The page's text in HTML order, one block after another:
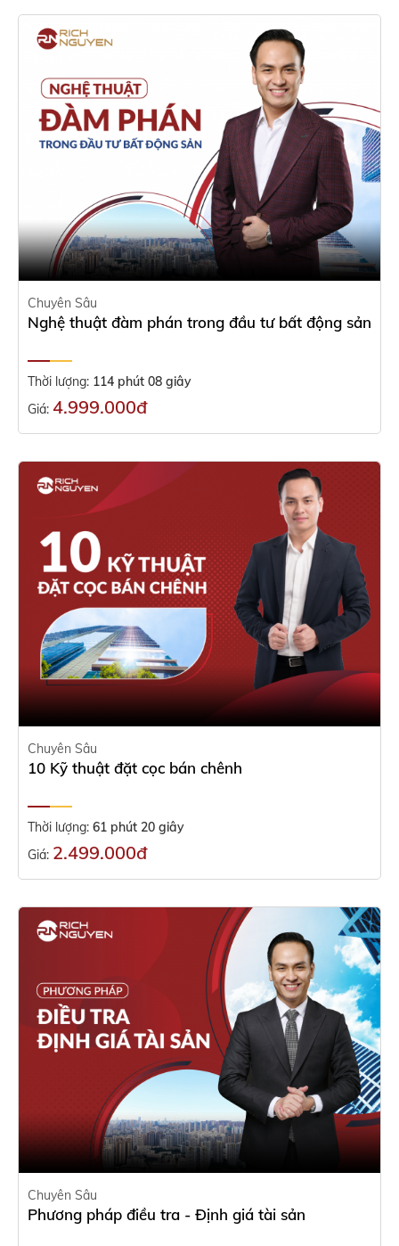
Chuyên Sâu
Nghệ thuật đàm phán trong đầu tư bất động sản
Thời lượng: 114 phút 08 giây
Giá: 4.999.000đ
Chuyên Sâu
10 Kỹ thuật đặt cọc bán chênh
Thời lượng: 61 phút 20 giây
Giá: 2.499.000đ
Chuyên Sâu
Phương pháp điều tra - Định giá tài sản